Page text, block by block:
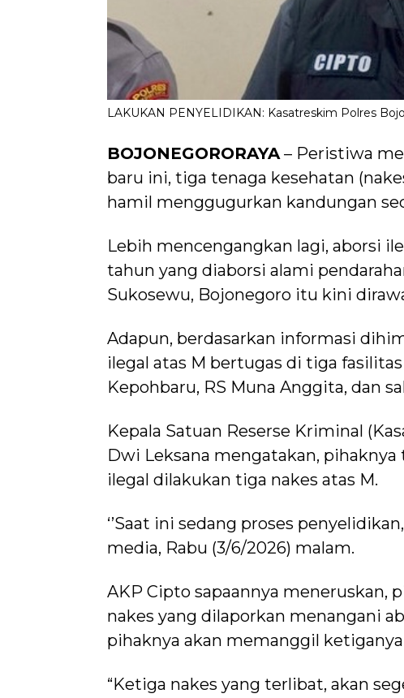
LAKUKAN PENYELIDIKAN: Kasatreskim Polres
BOJONEGORORAYA – Peristiwa
baru ini, tiga tenaga kesehatan
hamil menggugurkan kandungan
Lebih mencengangkan lagi, aborsi
tahun yang diaborsi alami
Sukosewu, Bojonegoro itu kini
Adapun, berdasarkan informasi
ilegal atas M bertugas di tiga
Kepohbaru, RS Muna Anggita, dan
Kepala Satuan Reserse Kriminal
Dwi Leksana mengatakan,
ilegal dilakukan tiga nakes atas M.
‘’Saat ini sedang proses
media, Rabu (3/6/2026) malam.
AKP Cipto sapaannya
nakes yang dilaporkan menangani
pihaknya akan memanggil
“Ketiga nakes yang terlibat, akan